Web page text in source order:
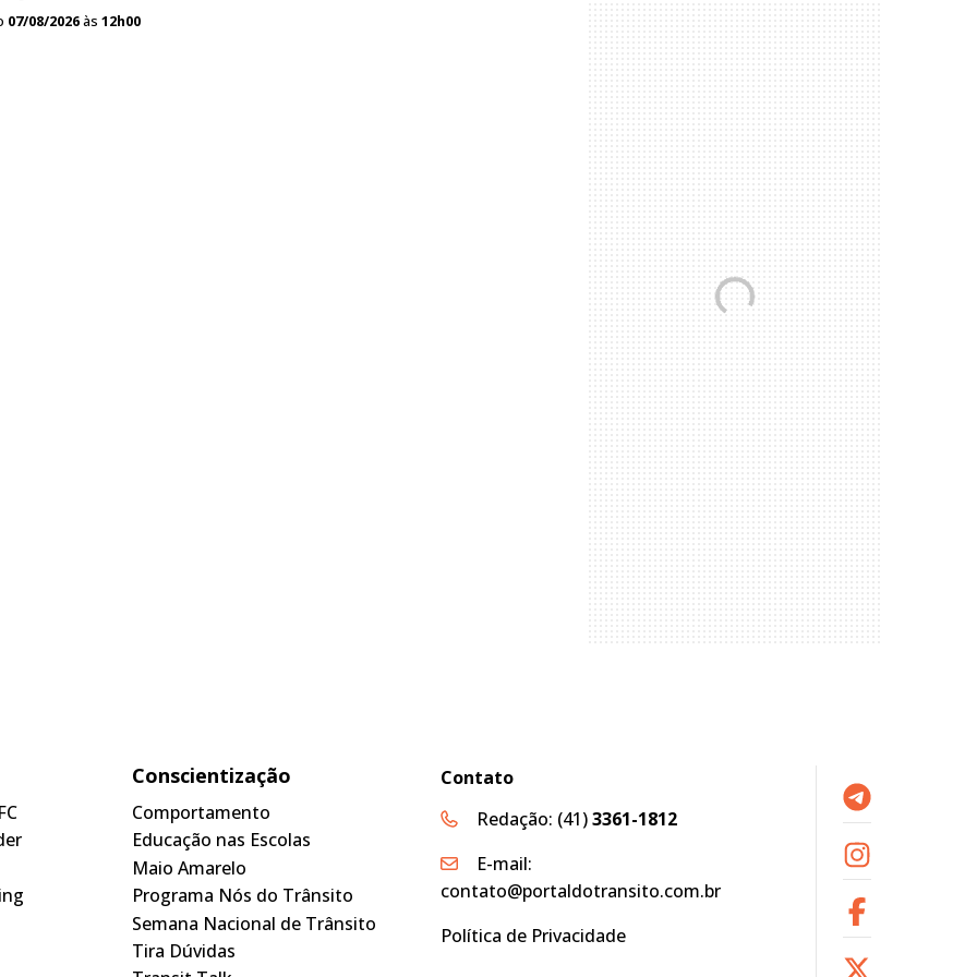
07/08/2026às 12h00
Conscientização
Comportamento
Educação nas Escolas
Maio Amarelo
Programa Nós do Trânsito
Semana Nacional de Trânsito
Tira Dúvidas
Contato
Redação: (41)3361-1812
E-mail:
contato@portaldotransito.com.br
Política de Privacidade